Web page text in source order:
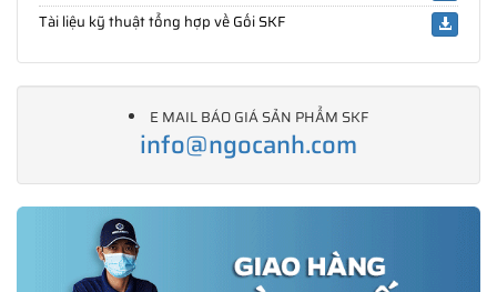
Tài liệu kỹ thuật tổng hợp về Gối SKF
E MAIL BÁO GIÁ SẢN PHẨM SKF
info@ngocanh.com